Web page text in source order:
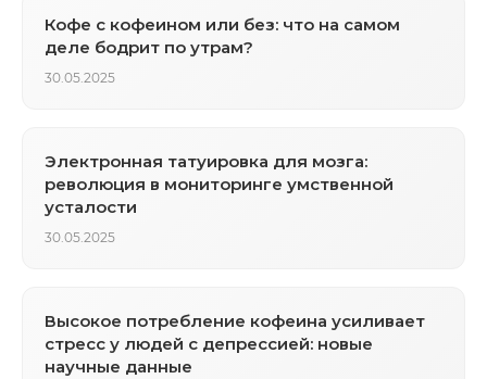
Кофе с кофеином или без: что на самом
деле бодрит по утрам?
30.05.2025
Электронная татуировка для мозга:
революция в мониторинге умственной
усталости
30.05.2025
Высокое потребление кофеина усиливает
стресс у людей с депрессией: новые
научные данные